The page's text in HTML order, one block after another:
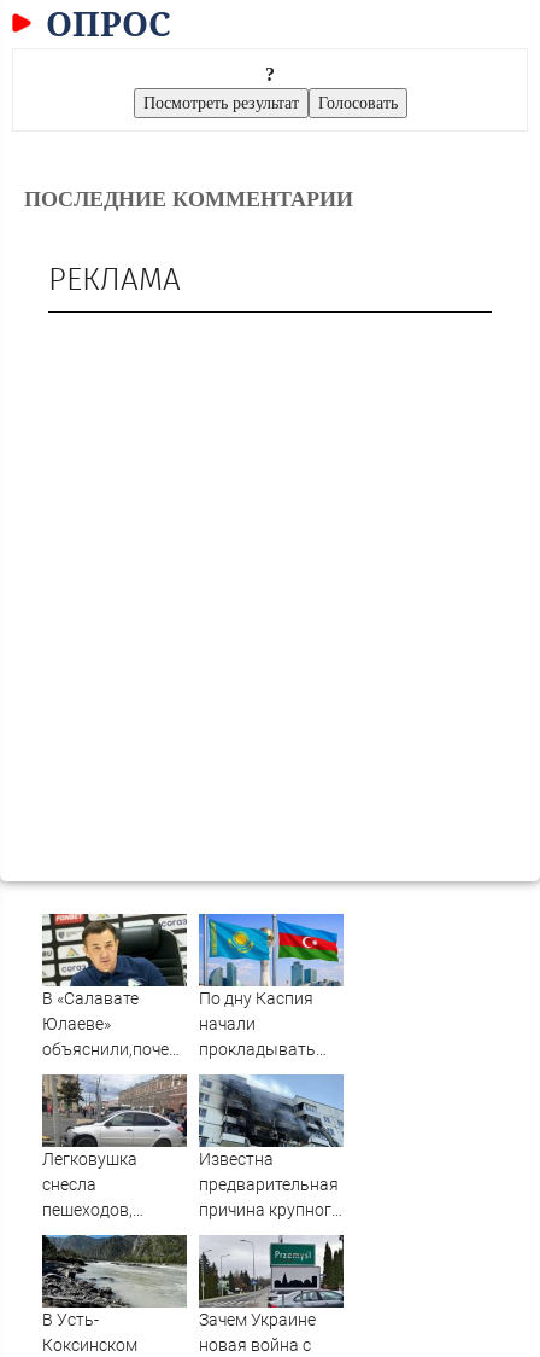
ОПРОС
?
ПОСЛЕДНИЕ КОММЕНТАРИИ
РЕКЛАМА
В «Салавате
Юлаеве»
объяснили,почему
не стали активно
подписывать
игроков в
межсезонье
По дну Каспия
начали
прокладывать
стратегический
интернет-кабель
Легковушка
снесла
пешеходов,
пострадали
минимум восемь
человек - фото с
места 06/08/2026
– Новости
Известна
предварительная
причина крупного
пожара на
Гвардейской в
Уфе
В Усть-
Коксинском
Зачем Украине
новая война с